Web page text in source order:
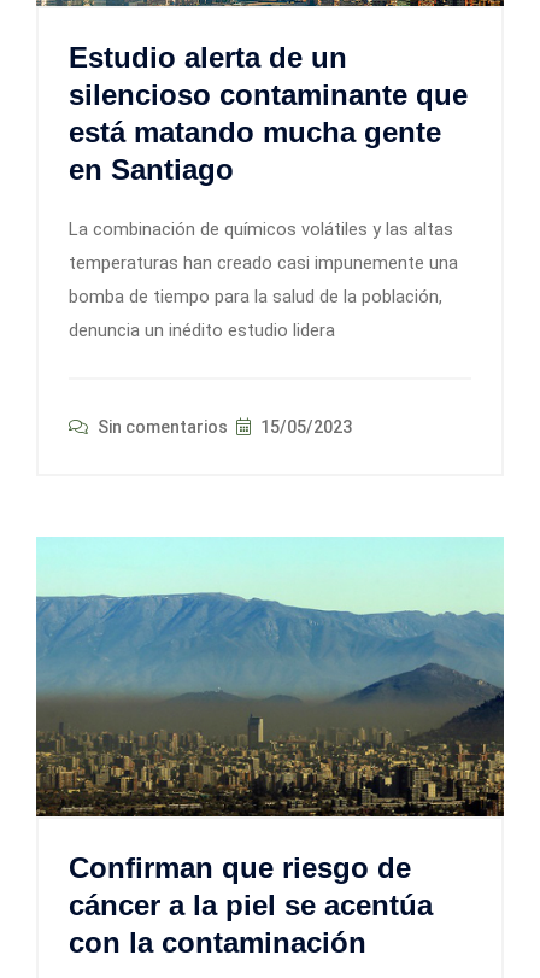
Estudio alerta de un
silencioso contaminante que
está matando mucha gente
en Santiago
La combinación de químicos volátiles y las altas
temperaturas han creado casi impunemente una
bomba de tiempo para la salud de la población,
denuncia un inédito estudio lidera
Sin comentarios 15/05/2023
Confirman que riesgo de
cáncer a la piel se acentúa
con la contaminación